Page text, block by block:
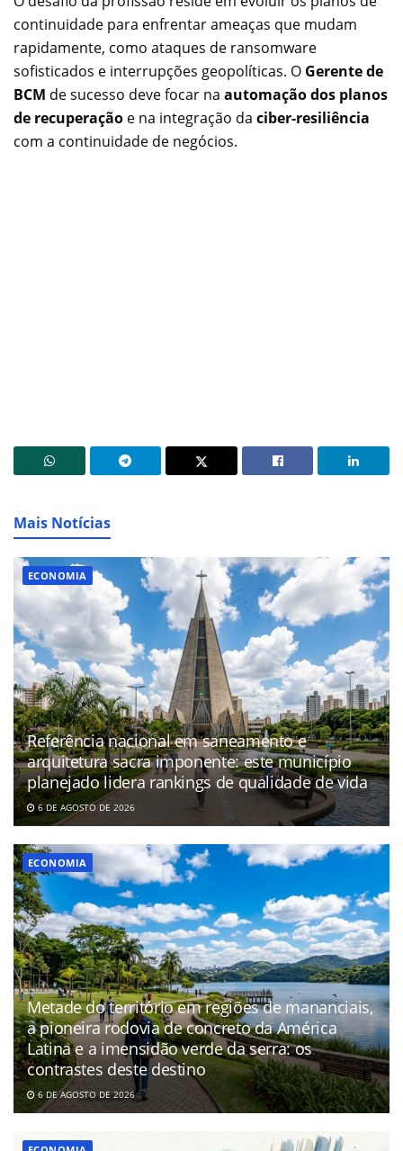
continuidade para enfrentar ameaças que mudam
rapidamente, como ataques de ransomware
sofisticados e interrupções geopolíticas. O Gerente de
BCM de sucesso deve focar na automação dos planos
de recuperação e na integração da ciber-resiliência
com a continuidade de negócios.
Mais Notícias
ECONOMIA
Referência nacional em saneamento e
arquitetura sacra imponente: este município
planejado lidera rankings de qualidade de vida
6 DE AGOSTO DE 2026
ECONOMIA
Metade do território em regiões de mananciais,
a pioneira rodovia de concreto da América
Latina e a imensidão verde da serra: os
contrastes deste destino
6 DE AGOSTO DE 2026